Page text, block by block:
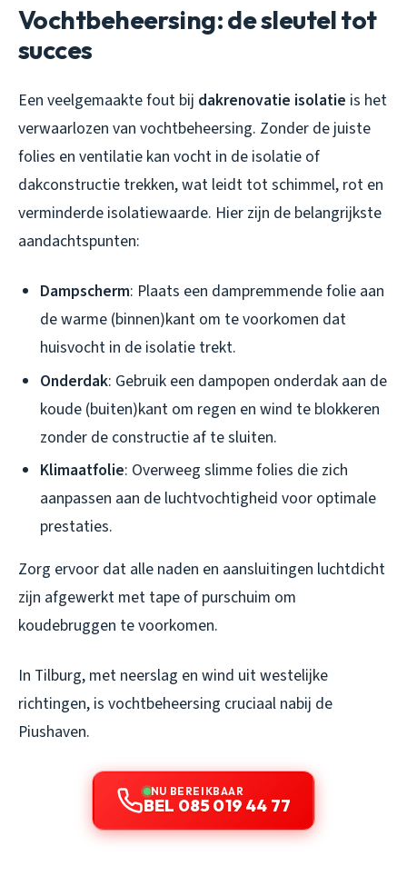
Vochtbeheersing: de sleutel tot
succes
Een veelgemaakte fout bij dakrenovatie isolatie is het
verwaarlozen van vochtbeheersing. Zonder de juiste
folies en ventilatie kan vocht in de isolatie of
dakconstructie trekken, wat leidt tot schimmel, rot en
verminderde isolatiewaarde. Hier zijn de belangrijkste
aandachtspunten:
Dampscherm: Plaats een dampremmende folie aan
de warme (binnen)kant om te voorkomen dat
huisvocht in de isolatie trekt.
Onderdak: Gebruik een dampopen onderdak aan de
koude (buiten)kant om regen en wind te blokkeren
zonder de constructie af te sluiten.
Klimaatfolie: Overweeg slimme folies die zich
aanpassen aan de luchtvochtigheid voor optimale
prestaties.
Zorg ervoor dat alle naden en aansluitingen luchtdicht
zijn afgewerkt met tape of purschuim om
koudebruggen te voorkomen.
In Tilburg, met neerslag en wind uit westelijke
richtingen, is vochtbeheersing cruciaal nabij de
Piushaven.
NU BEREIKBAAR
BEL 085 019 44 77